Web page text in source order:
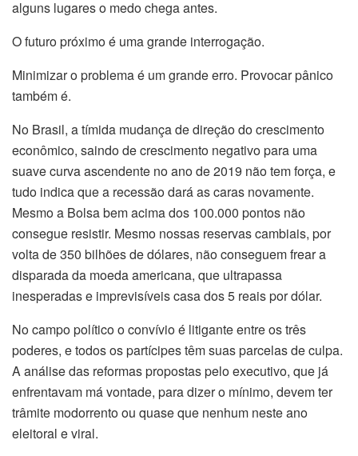
alguns lugares o medo chega antes.
O futuro próximo é uma grande interrogação.
Minimizar o problema é um grande erro. Provocar pânico
também é.
No Brasil, a tímida mudança de direção do crescimento
econômico, saindo de crescimento negativo para uma
suave curva ascendente no ano de 2019 não tem força, e
tudo indica que a recessão dará as caras novamente.
Mesmo a Bolsa bem acima dos 100.000 pontos não
consegue resistir. Mesmo nossas reservas cambiais, por
volta de 350 bilhões de dólares, não conseguem frear a
disparada da moeda americana, que ultrapassa
inesperadas e imprevisíveis casa dos 5 reais por dólar.
No campo político o convívio é litigante entre os três
poderes, e todos os partícipes têm suas parcelas de culpa.
A análise das reformas propostas pelo executivo, que já
enfrentavam má vontade, para dizer o mínimo, devem ter
trâmite modorrento ou quase que nenhum neste ano
eleitoral e viral.